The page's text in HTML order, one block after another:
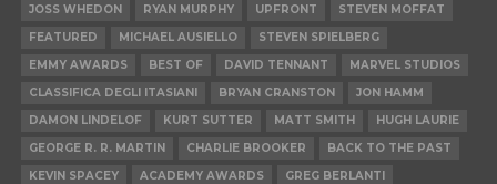
JOSS WHEDON
RYAN MURPHY UPFRONT
STEVEN MOFFAT
FEATURED
MICHAEL AUSIELLO
STEVEN SPIELBERG
EMMY AWARDS
BEST OF DAVID TENNANT
MARVEL STUDIOS
CLASSIFICA DEGLI ITASIANI
BRYAN CRANSTON
JON HAMM
DAMON LINDELOF
KURT SUTTER MATT SMITH
HUGH LAURIE
GEORGE R. R. MARTIN
CHARLIE BROOKER
BACK TO THE PAST
KEVIN SPACEY
ACADEMY AWARDS
GREG BERLANTI